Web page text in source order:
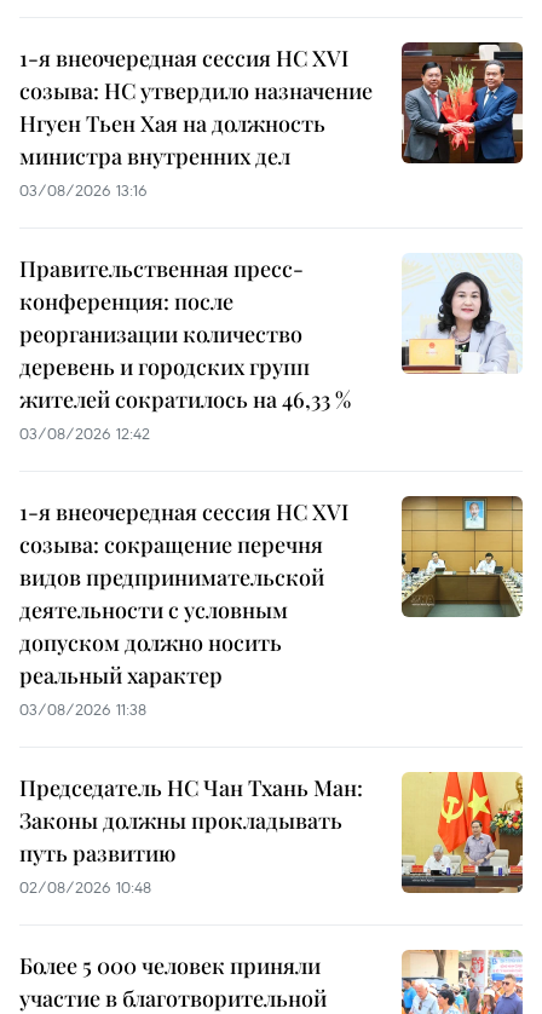
1-я внеочередная сессия НС XVI
созыва: НС утвердило назначение
Нгуен Тьен Хая на должность
министра внутренних дел
03/08/2026 13:16
Правительственная пресс-
конференция: после
реорганизации количество
деревень и городских групп
жителей сократилось на 46,33 %
03/08/2026 12:42
1-я внеочередная сессия НС XVI
созыва: сокращение перечня
видов предпринимательской
деятельности с условным
допуском должно носить
реальный характер
03/08/2026 11:38
Председатель НС Чан Тхань Ман:
Законы должны прокладывать
путь развитию
02/08/2026 10:48
Более 5 000 человек приняли
участие в благотворительной